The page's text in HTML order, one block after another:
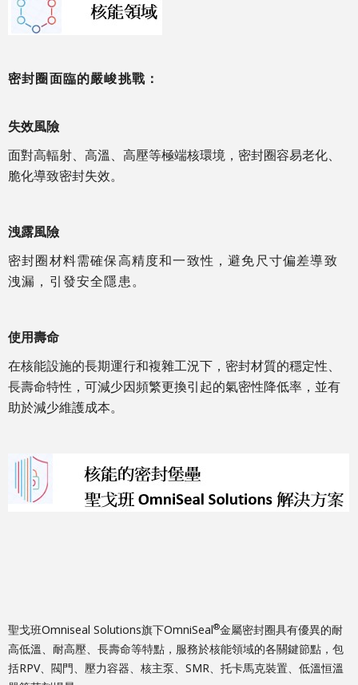
密封圈面臨的嚴峻挑戰：
失效風險
面對高輻射、高溫、高壓等極端核環境，密封圈容易老化、
脆化導致密封失效。
洩露風險
密封圈材料需確保高精度和一致性，避免尺寸偏差導致
洩漏，引發安全隱患。
使用壽命
在核能設施的長期運行和複雜工況下，密封材質的穩定性、
長壽命特性，可減少因頻繁更換引起的氣密性降低率，並有
助於減少維護成本。
聖戈班Omniseal Solutions旗下OmniSeal®金屬密封圈具有優異的耐
高低溫、耐高壓、長壽命等特點，服務於核能領域的各關鍵節點，包
括RPV、閥門、壓力容器、核主泵、SMR、托卡馬克裝置、低溫恒溫